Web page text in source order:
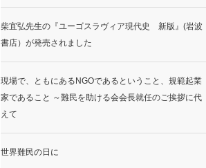
柴宜弘先生の『ユーゴスラヴィア現代史 新版』(岩波
書店）が発売されました
現場で、ともにあるNGOであるということ、規範起業
家であること ～難民を助ける会会長就任のご挨拶に代
えて
世界難民の日に